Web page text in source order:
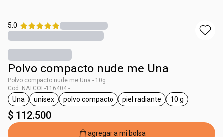
5.0
Polvo compacto nude me Una
Polvo compacto nude me Una - 10g
Cod. NATCOL-116404 -
general.tag Una
Una
general.tag unisex
unisex
general.tag polvo compacto
polvo compacto
general.tag piel radiante
piel radiante
general.tag 10
10 g
$ 112.500
agregar a mi bolsa